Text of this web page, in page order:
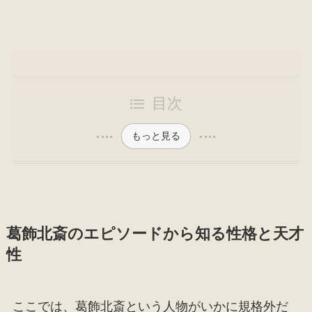
目次
もっと見る
葛飾北斎のエピソードから知る性格と天才
性
ここでは、葛飾北斎という人物がいかに規格外だ